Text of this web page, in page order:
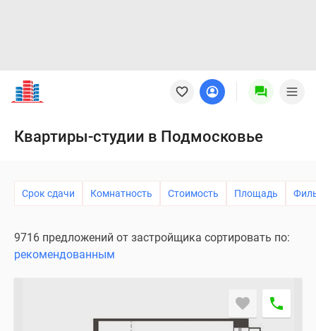
Новостройки
Квартиры
Новостройки
Москвы
Подмосковья
Новостройки
Москвы
новостройки
Квартиры-студии в Подмосковье
Срок сдачи Комнатность Стоимость Площадь
9716 предложений от застройщика сортировать по:
рекомендованным